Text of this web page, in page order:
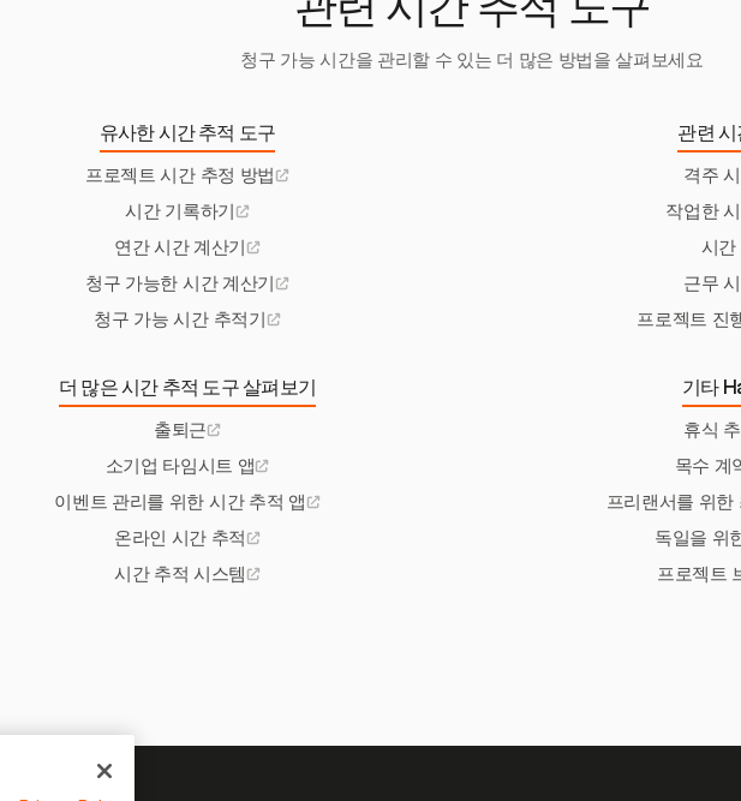
관련 시간 추적 도구
청구 가능 시간을 관리할 수 있는 더 많은 방법을 살펴보세요
유사한 시간 추적 도구
프로젝트 시간 추정 방법
시간 기록하기
연간 시간 계산기
청구 가능한 시간 계산기
청구 가능 시간 추적기
관련
격주
작업한
시간
근무
프로젝트 진
더 많은 시간 추적 도구 살펴보기
출퇴근
소기업 타임시트 앱
이벤트 관리를 위한 시간 추적 앱
온라인 시간 추적
시간 추적 시스템
기타
휴식
목수 계
프리랜서를 위한
독일을 위
프로젝트